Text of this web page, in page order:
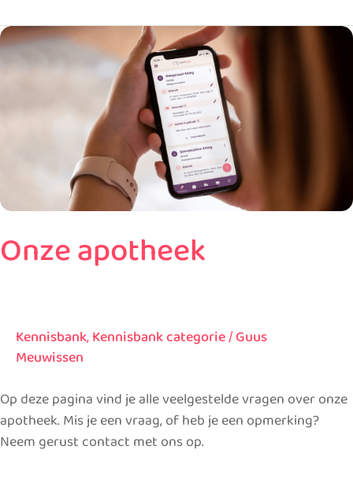
Onze apotheek
Kennisbank,Kennisbank categorie/Guus
Meuwissen
Op deze pagina vind je alle veelgestelde vragen over onze
apotheek. Mis je een vraag, of heb je een opmerking?
Neem gerust contact met ons op.
Onze
apotheek